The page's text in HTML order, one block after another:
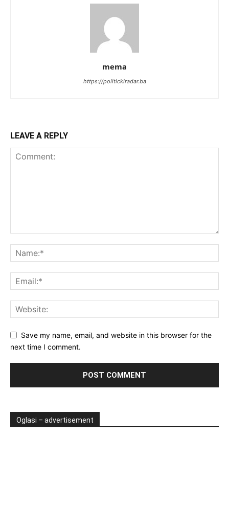
mema
https://politickiradar.ba
LEAVE A REPLY
Save my name, email, and website in this browser for the
next time I comment.
Oglasi – advertisement